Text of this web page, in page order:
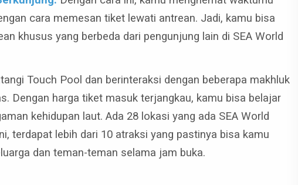
cara memesan tiket lewati antrean. Jadi, kamu bisa
khusus yang berbeda dari pengunjung lain di SEA World
Touch Pool dan berinteraksi dengan beberapa makhluk
Dengan harga tiket masuk terjangkau, kamu bisa belajar
kehidupan laut.Ada 28 lokasi yang ada SEA World
terdapat lebih dari 10 atraksi yang pastinya bisa kamu
dan teman-teman selama jam buka.